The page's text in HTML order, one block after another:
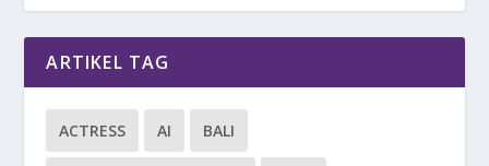
ARTIKEL TAG
ACTRESS AI BALI